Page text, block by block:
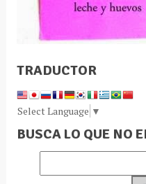
TRADUCTOR
Select Language ▼
BUSCA LO QUE NO